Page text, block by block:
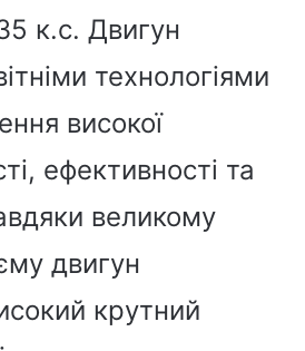
к.с. Двигун
технологіями
високої
ефективності та
великому
двигун
крутний